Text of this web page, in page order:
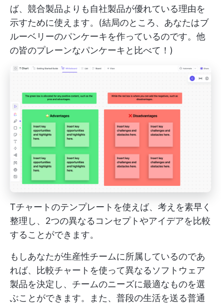
ば、競合製品よりも自社製品が優れている理由を
示すために使えます。(結局のところ、あなたはブ
ルーベリーのパンケーキを作っているのです。他
の皆のプレーンなパンケーキと比べて！)
Tチャートのテンプレートを使えば、考えを素早く
整理し、2つの異なるコンセプトやアイデアを比較
することができます。
もしあなたが生産性チームに所属しているのであ
れば、比較チャートを使って異なるソフトウェア
製品を決定し、チームのニーズに最適なものを選
ぶことができます。また、普段の生活を送る普通